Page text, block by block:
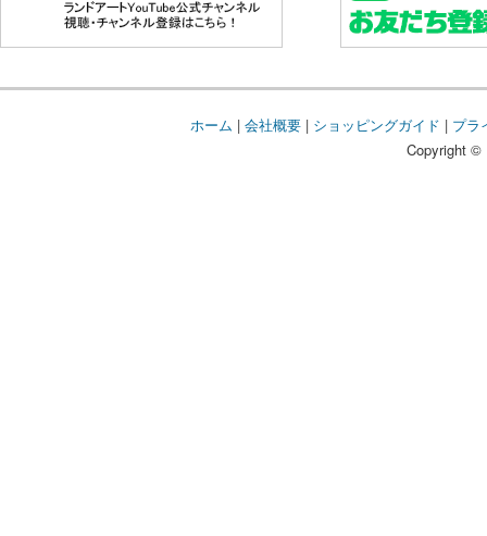
ホーム | 会社概要| ショッピングガイド | プラ
Copyright ©